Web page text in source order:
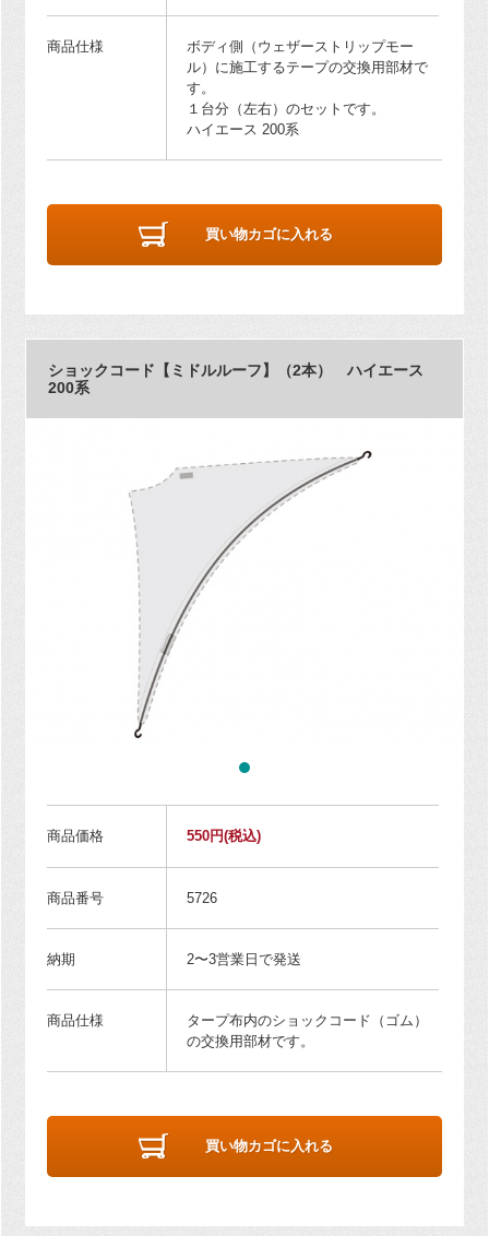
商品仕様
ボディ側（ウェザーストリップモー
ル）に施工するテープの交換用部材で
す。
１台分（左右）のセットです。
ハイエース 200系
買い物カゴに入れる
ショックコード【ミドルルーフ】（2本） ハイエース
200系
商品価格 550円(税込)
商品番号 5726
納期 2〜3営業日で発送
商品仕様
タープ布内のショックコード（ゴム）
の交換用部材です。
買い物カゴに入れる